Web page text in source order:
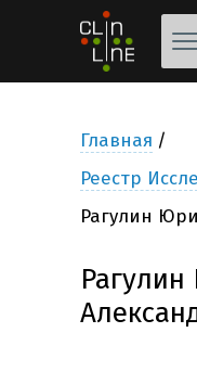
Главная
Реестр
Рагулин